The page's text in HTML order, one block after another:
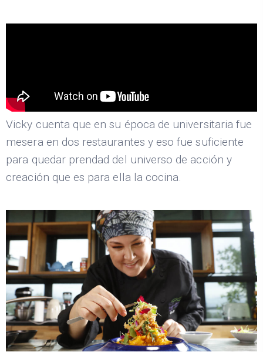
Vicky cuenta que en su época de universitaria fue
mesera en dos restaurantes y eso fue suficiente
para quedar prendad del universo de acción y
creación que es para ella la cocina.